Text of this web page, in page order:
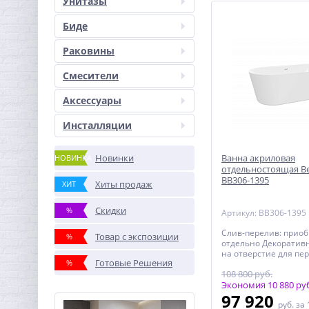
Биде
Раковины
Смесители
Аксессуары
Инсталляции
НОВИНКА Новинки
ХИТ Хиты продаж
% Скидки
% Товар с экспозиции
% Готовые Решения
Ванна акриловая
отдельностоящая
BB306-1395
Артикул: BB306-1395
Слив-перелив:
отдельно
на отверстие для
бронза, золото-
отдельно
перелива: по центру
фурнитуры: хром,
108 800 руб.
Экономия 10 880
97 920 руб. за